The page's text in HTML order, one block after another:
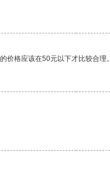
价格应该在50元以下才比较合理。